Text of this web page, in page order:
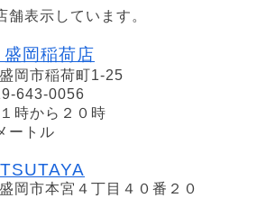
表示しています。
岡稲荷店
岡市稲荷町1-25
643-0056
時から２０時
ートル
岡市本宮４丁目４０番２０